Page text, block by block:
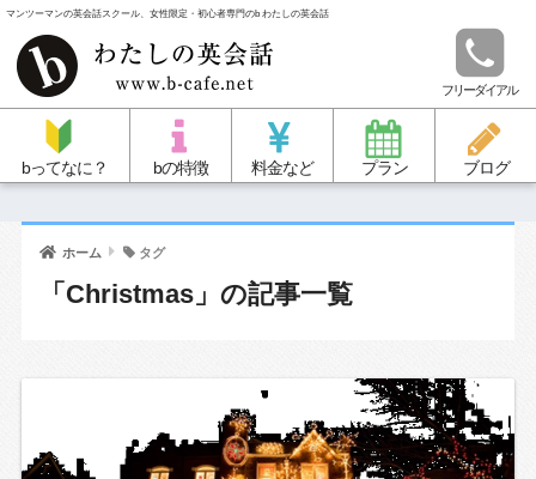
マンツーマンの英会話スクール、女性限定・初心者専門のb わたしの英会話
フリーダイアル
bってなに？ bの特徴 料金など プラン ブログ
ホーム タグ
「Christmas」の記事一覧